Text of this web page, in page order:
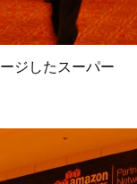
ジしたスーパー